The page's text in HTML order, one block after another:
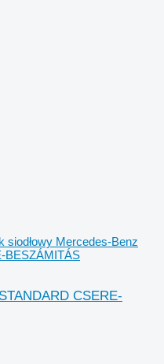
siodłowy Mercedes-Benz
BESZÁMITÁS
CSERE-